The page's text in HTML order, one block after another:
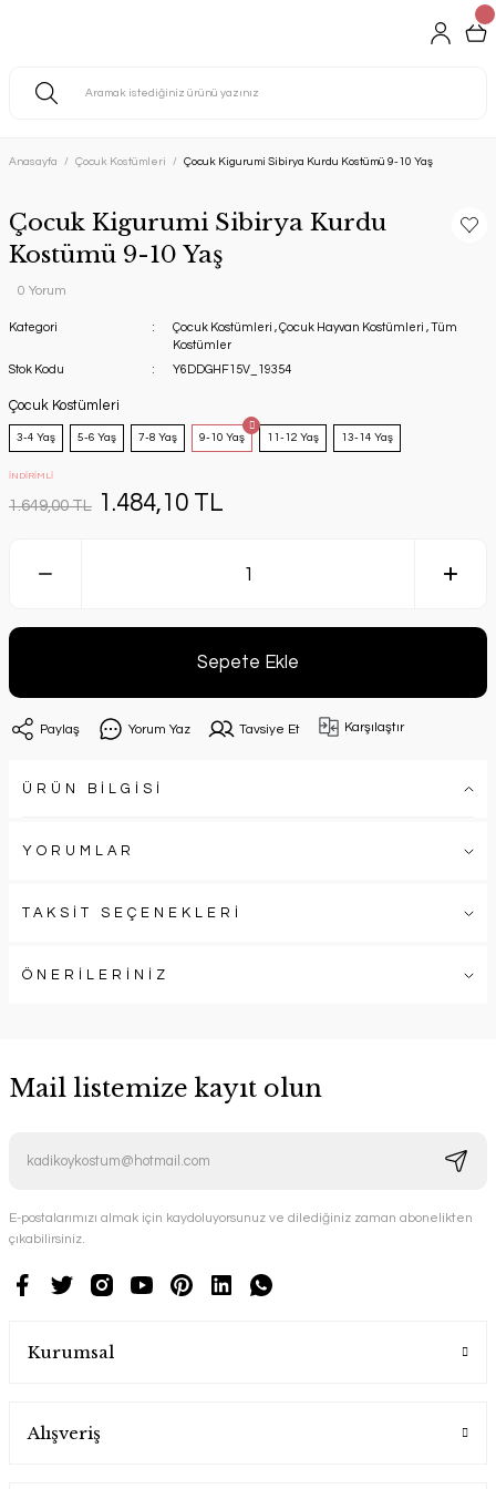
Anasayfa Çocuk Kostümleri Çocuk Kigurumi Sibirya Kurdu Kostümü 9-10 Yaş
Çocuk Kigurumi Sibirya Kurdu
Kostümü 9-10 Yaş
0 Yorum
Kategori Çocuk Kostümleri ,Çocuk Hayvan Kostümleri ,Tüm
Kostümler
Stok Kodu
Y6DDGHF15V_19354
Çocuk Kostümleri
3-4 Yaş 5-6 Yaş 7-8 Yaş 9-10 Yaş 11-12 Yaş 13-14 Yaş
İNDİRİMLİ
1.649,00 TL 1.484,10 TL
Sepete Ekle
Paylaş Yorum Yaz Tavsiye Et Karşılaştır
ÜRÜN BİLGİSİ
YORUMLAR
TAKSİT SEÇENEKLERİ
ÖNERİLERİNİZ
Mail listemize kayıt olun
E-postalarımızı almak için kaydoluyorsunuz ve dilediğiniz zaman abonelikten
çıkabilirsiniz.
Kurumsal
Alışveriş